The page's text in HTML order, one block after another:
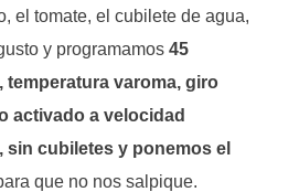
el tomate, el cubilete de agua,
y programamos 45
temperatura varoma, giro
activado a velocidad
sin cubiletes y ponemos el
que no nos salpique.